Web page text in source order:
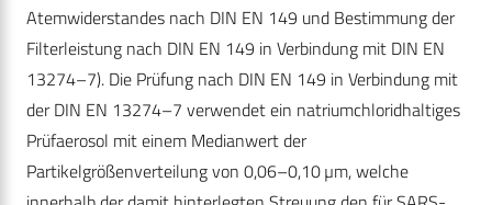
Atemwiderstandes nach DIN EN 149 und Bestimmung der
Filterleistung nach DIN EN 149 in Verbindung mit DIN EN
13274–7). Die Prüfung nach DIN EN 149 in Verbindung mit
der DIN EN 13274–7 verwendet ein natriumchloridhaltiges
Prüfaerosol mit einem Medianwert der
Partikelgrößenverteilung von 0,06–0,10 µm, welche